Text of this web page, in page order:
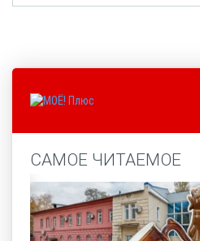
САМОЕ ЧИТАЕМОЕ